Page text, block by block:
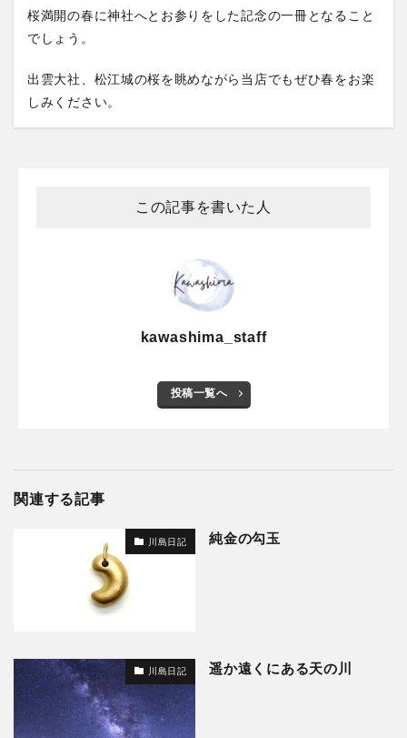
桜満開の春に神社へとお参りをした記念の一冊となること
でしょう。
出雲大社、松江城の桜を眺めながら当店でもぜひ春をお楽
しみください。
この記事を書いた人
kawashima_staff
投稿一覧へ
関連する記事
川島日記 純金の勾玉
川島日記 遥か遠くにある天の川